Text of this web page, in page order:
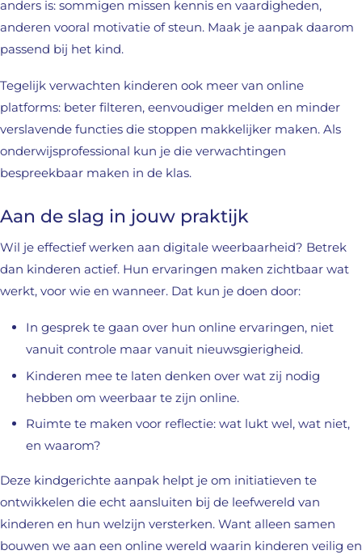
anders is: sommigen missen kennis en vaardigheden,
anderen vooral motivatie of steun. Maak je aanpak daarom
passend bij het kind.
Tegelijk verwachten kinderen ook meer van online
platforms: beter filteren, eenvoudiger melden en minder
verslavende functies die stoppen makkelijker maken. Als
onderwijsprofessional kun je die verwachtingen
bespreekbaar maken in de klas.
Aan de slag in jouw praktijk
Wil je effectief werken aan digitale weerbaarheid? Betrek
dan kinderen actief. Hun ervaringen maken zichtbaar wat
werkt, voor wie en wanneer. Dat kun je doen door:
In gesprek te gaan over hun online ervaringen, niet
vanuit controle maar vanuit nieuwsgierigheid.
Kinderen mee te laten denken over wat zij nodig
hebben om weerbaar te zijn online.
Ruimte te maken voor reflectie: wat lukt wel, wat niet,
en waarom?
Deze kindgerichte aanpak helpt je om initiatieven te
ontwikkelen die echt aansluiten bij de leefwereld van
kinderen en hun welzijn versterken. Want alleen samen
bouwen we aan een online wereld waarin kinderen veilig en